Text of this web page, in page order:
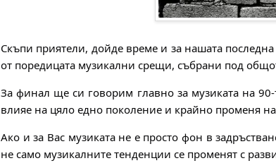
Скъпи приятели, дойде време и за нашата
от поредицата музикални срещи, събрани под
За финал ще си говорим главно за музиката на
влияе на цяло едно поколение и крайно променя
Ако и за Вас музиката не е просто фон в
не само музикалните тенденции се променят с